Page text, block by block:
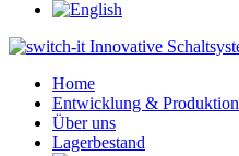
Home
Entwicklung & Produktion
Über uns
Lagerbestand